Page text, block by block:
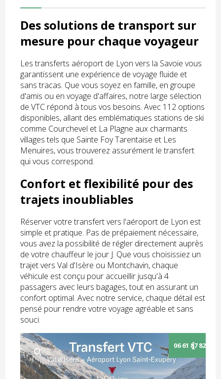
Des solutions de transport sur
mesure pour chaque voyageur
Les transferts aéroport de Lyon vers la Savoie vous
garantissent une expérience de voyage fluide et
sans tracas. Que vous soyez en famille, en groupe
d'amis ou en voyage d'affaires, notre large sélection
de VTC répond à tous vos besoins. Avec 112 options
disponibles, allant des emblématiques stations de ski
comme Courchevel et La Plagne aux charmants
villages tels que Sainte Foy Tarentaise et Les
Menuires, vous trouverez assurément le transfert
qui vous correspond.
Confort et flexibilité pour des
trajets inoubliables
Réserver votre transfert vers l'aéroport de Lyon est
simple et pratique. Pas de prépaiement nécessaire,
vous avez la possibilité de régler directement auprès
de votre chauffeur le jour J. Que vous choisissiez un
trajet vers Val d'Isère ou Montchavin, chaque
véhicule est conçu pour accueillir jusqu'à 4
passagers avec leurs bagages, tout en assurant un
confort optimal. Avec notre service, chaque détail est
pensé pour rendre votre voyage agréable et sans
souci.